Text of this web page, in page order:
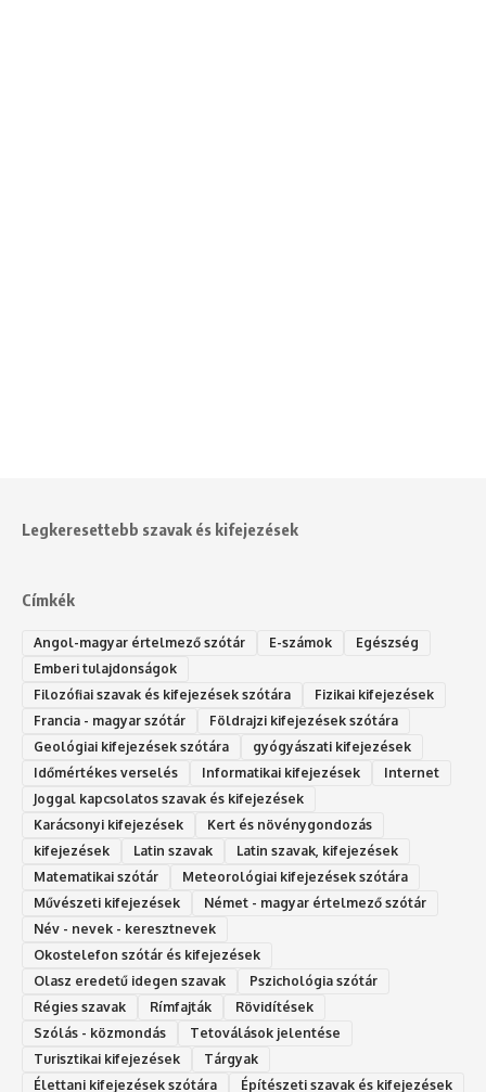
Legkeresettebb szavak és kifejezések
Címkék
Angol-magyar értelmező szótár E-számok
Egészség
Emberi tulajdonságok
Filozófiai szavak és kifejezések szótára
Fizikai kifejezések
Francia - magyar szótár
Földrajzi kifejezések szótára
Geológiai kifejezések szótára
gyógyászati kifejezések
Időmértékes verselés
Informatikai kifejezések
Internet
Joggal kapcsolatos szavak és kifejezések
Karácsonyi kifejezések
Kert és növénygondozás
kifejezések
Latin szavak
Latin szavak, kifejezések
Matematikai szótár
Meteorológiai kifejezések szótára
Művészeti kifejezések
Német - magyar értelmező szótár
Név - nevek - keresztnevek
Okostelefon szótár és kifejezések
Olasz eredetű idegen szavak
Ps‮gólohciz‬ia s‮átóz‬r
Régies szavak
Rímfajták
Rövidítések
Szólás - közmondás
Tetoválások jelentése
Turisztikai kifejezések
Tárgyak
Élettani kifejezések szótára
Építészeti szavak és kifejezések